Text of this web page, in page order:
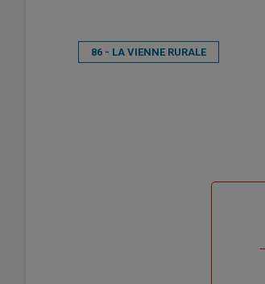
86 - LA VIENNE RURALE